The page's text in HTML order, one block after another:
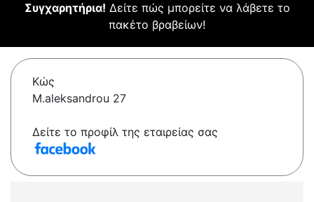
Συγχαρητήρια! Δείτε πώς μπορείτε να λάβετε το
πακέτο βραβείων!
Κώς
M.aleksandrou 27
Δείτε το προφίλ της εταιρείας σας